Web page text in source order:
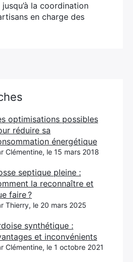
la coordination
en charge des
optimisations possibles
réduire sa
énergétique
Clémentine, le 15 mars 2018
septique pleine :
la reconnaître et
faire ?
Thierry, le 20 mars 2025
synthétique :
et inconvénients
Clémentine, le 1 octobre 2021